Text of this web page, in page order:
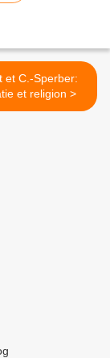
et C.-Sperber:
démocratie et religion >